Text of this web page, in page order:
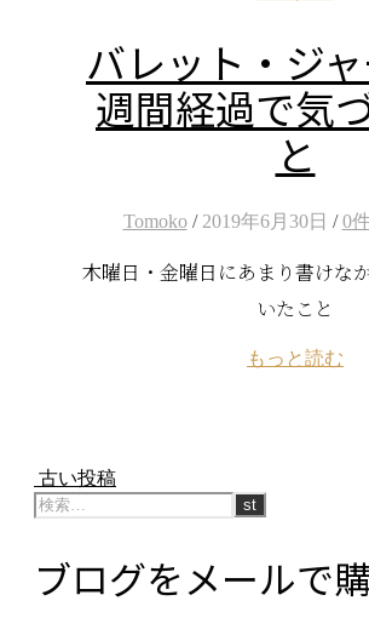
バレット・ジ
週間経過で気
と
Tomoko / 2019年6月30日 / 0
木曜日・金曜日にあまり書けなかったわけと気づ
いたこと
もっと読む
古い投稿
ブログをメールで